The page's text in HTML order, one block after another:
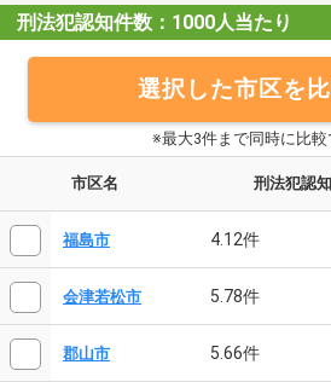
刑法犯認知件数：1000人当たり
選択した市区を
※最大3件まで同時に比較
市区名 刑法犯認
福島市 4.12件
会津若松市 5.78件
郡山市 5.66件